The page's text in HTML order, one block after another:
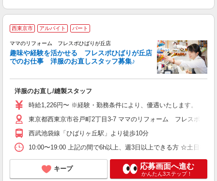
西東京市 アルバイト パート
ママのリフォーム フレスポひばりが丘店
趣味や経験を活かせる フレスポひばりが丘店
でのお仕事 洋服のお直しスタッフ募集♪
洋服のお直し/縫製スタッフ
時給1,226円〜 ※経験・勤務条件により、優遇いたします。
東京都西東京市谷戸町2丁目3-7 ママのリフォーム フレスポひば
西武池袋線「ひばりヶ丘駅」より徒歩10分
10:00〜19:00 上記の間で6h以上、週3日以上できる方 ☆土日祝・
キープ 応募画面へ進む
かんたん3ステップ！